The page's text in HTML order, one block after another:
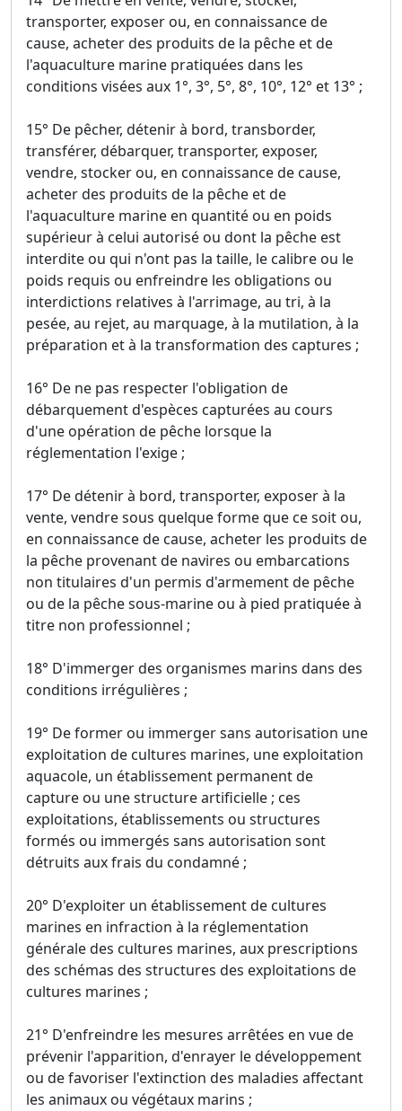
transporter, exposer ou, en connaissance de
cause, acheter des produits de la pêche et de
l'aquaculture marine pratiquées dans les
conditions visées aux 1°, 3°, 5°, 8°, 10°, 12° et 13° ;
15° De pêcher, détenir à bord, transborder,
transférer, débarquer, transporter, exposer,
vendre, stocker ou, en connaissance de cause,
acheter des produits de la pêche et de
l'aquaculture marine en quantité ou en poids
supérieur à celui autorisé ou dont la pêche est
interdite ou qui n'ont pas la taille, le calibre ou le
poids requis ou enfreindre les obligations ou
interdictions relatives à l'arrimage, au tri, à la
pesée, au rejet, au marquage, à la mutilation, à la
préparation et à la transformation des captures ;
16° De ne pas respecter l'obligation de
débarquement d'espèces capturées au cours
d'une opération de pêche lorsque la
réglementation l'exige ;
17° De détenir à bord, transporter, exposer à la
vente, vendre sous quelque forme que ce soit ou,
en connaissance de cause, acheter les produits de
la pêche provenant de navires ou embarcations
non titulaires d'un permis d'armement de pêche
ou de la pêche sous-marine ou à pied pratiquée à
titre non professionnel ;
18° D'immerger des organismes marins dans des
conditions irrégulières ;
19° De former ou immerger sans autorisation une
exploitation de cultures marines, une exploitation
aquacole, un établissement permanent de
capture ou une structure artificielle ; ces
exploitations, établissements ou structures
formés ou immergés sans autorisation sont
détruits aux frais du condamné ;
20° D'exploiter un établissement de cultures
marines en infraction à la réglementation
générale des cultures marines, aux prescriptions
des schémas des structures des exploitations de
cultures marines ;
21° D'enfreindre les mesures arrêtées en vue de
prévenir l'apparition, d'enrayer le développement
ou de favoriser l'extinction des maladies affectant
les animaux ou végétaux marins ;